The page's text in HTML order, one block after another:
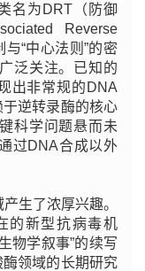
名为DRT（防御
Reverse
“中心法则”的密
泛关注。已知的
出非常规的DNA
逆转录酶的核心
科学问题悬而未
过DNA合成以外
生了浓厚兴趣。
的新型抗病毒机
物学叙事”的续写
领域的长期研究